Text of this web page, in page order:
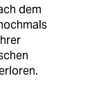
dem